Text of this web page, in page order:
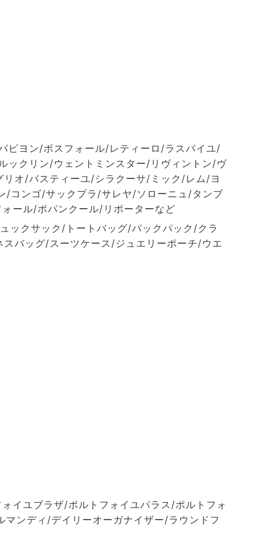
ピヨン/ボスフォール/レティーロ/ラスパイユ/
ックリン/ウェントミンスター/リヴィントン/ヴ
オ/バスティーユ/シラクーサ/ミック/レム/ヨ
コンゴ/サックプラ/サレヤ/ソローニュ/タンブ
ール/ポパンクール/リポーターなど
ックサック/トートバッグ/バックパック/クラ
バッグ/スーツケース/ジュエリーポーチ/ウエ
イユブラザ/ポルトフォイユパラス/ポルトフォ
ンディ/デイリーオーガナイザー/ラウンドフ